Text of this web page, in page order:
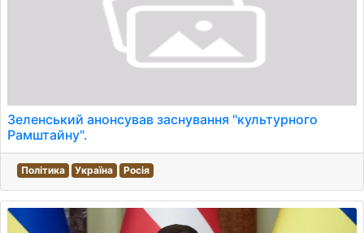
Зеленський анонсував заснування "культурного
Рамштайну".
Політика Україна Росія